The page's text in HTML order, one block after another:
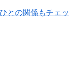
との関係もチェッ